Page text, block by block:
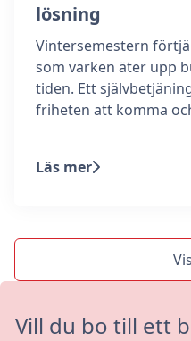
lösning
Vintersemestern
som varken äter upp
tiden. Ett
friheten att komma
Läs mer
Vill du bo till ett